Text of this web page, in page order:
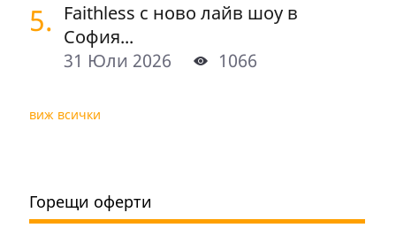
5. Faithless с ново лайв шоу в
София...
31 Юли 2026
1066
виж всички
Горещи оферти